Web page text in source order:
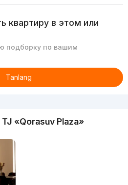
квартиру в этом или
подборку по вашим
Tanlang
TJ «Qorasuv Plaza»